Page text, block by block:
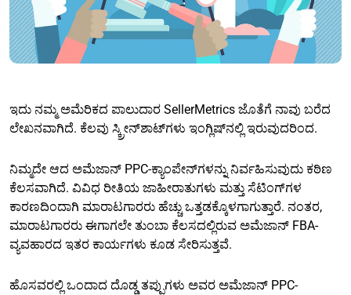
ಇದು ನಮ್ಮ ಅಮೆರಿಕದ ಪಾಲುದಾರ SellerMetrics ಜೊತೆಗೆ ನಾವು ಬರೆದ
ಲೇಖನವಾಗಿದೆ. ಕೆಲವು ಸ್ಕ್ರೀನ್‌ಶಾಟ್‌ಗಳು ಇಂಗ್ಲಿಷ್‌ನಲ್ಲಿ ಇರುವುದರಿಂದ.
ನಿಮ್ಮದೇ ಆದ ಅಮೆಜಾನ್ PPC-ಕ್ಯಾಂಪೇನ್‌ಗಳನ್ನು ನಿರ್ವಹಿಸುವುದು ಕಠಿಣ
ಕೆಲಸವಾಗಿದೆ. ವಿವಿಧ ರೀತಿಯ ಜಾಹೀರಾತುಗಳು ಮತ್ತು ಸೆಟಿಂಗ್‌ಗಳ
ಕಾರಣದಿಂದಾಗಿ ಮಾರಾಟಗಾರರು ಹೆಚ್ಚು ಒತ್ತಡಕ್ಕೊಳಗಾಗುತ್ತಾರೆ. ನಂತರ,
ಮಾರಾಟಗಾರರು ಈಗಾಗಲೇ ತುಂಬಾ ಕೆಲಸದಲ್ಲಿರುವ ಅಮೆಜಾನ್ FBA-
ವ್ಯವಹಾರದ ಇತರ ಕಾರ್ಯಗಳು ಕೂಡ ಸೇರಿಸುತ್ತವೆ.
ಹೊಸವರಲ್ಲಿ ಒಂದಾದ ದೊಡ್ಡ ತಪ್ಪುಗಳು ಅವರ ಅಮೆಜಾನ್ PPC-